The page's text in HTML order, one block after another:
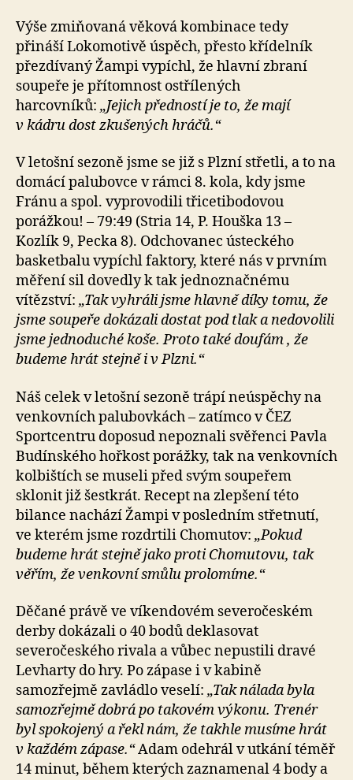
Výše zmiňovaná věková kombinace tedy
přináší Lokomotivě úspěch, přesto křídelník
přezdívaný Žampi vypíchl, že hlavní zbraní
soupeře je přítomnost ostřílených
harcovníků: „Jejich předností je to, že mají
v kádru dost zkušených hráčů.“
V letošní sezoně jsme se již s Plzní střetli, a to na
domácí palubovce v rámci 8. kola, kdy jsme
Fránu a spol. vyprovodili třicetibodovou
porážkou! – 79:49 (Stria 14, P. Houška 13 –
Kozlík 9, Pecka 8). Odchovanec ústeckého
basketbalu vypíchl faktory, které nás v prvním
měření sil dovedly k tak jednoznačnému
vítězství: „Tak vyhráli jsme hlavně díky tomu, že
jsme soupeře dokázali dostat pod tlak a nedovolili
jsme jednoduché koše. Proto také doufám , že
budeme hrát stejně i v Plzni.“
Náš celek v letošní sezoně trápí neúspěchy na
venkovních palubovkách – zatímco v ČEZ
Sportcentru doposud nepoznali svěřenci Pavla
Budínského hořkost porážky, tak na venkovních
kolbištích se museli před svým soupeřem
sklonit již šestkrát. Recept na zlepšení této
bilance nachází Žampi v posledním střetnutí,
ve kterém jsme rozdrtili Chomutov: „Pokud
budeme hrát stejně jako proti Chomutovu, tak
věřím, že venkovní smůlu prolomíme.“
Děčané právě ve víkendovém severočeském
derby dokázali o 40 bodů deklasovat
severočeského rivala a vůbec nepustili dravé
Levharty do hry. Po zápase i v kabině
samozřejmě zavládlo veselí: „Tak nálada byla
samozřejmě dobrá po takovém výkonu. Trenér
byl spokojený a řekl nám, že takhle musíme hrát
v každém zápase.“Adam odehrál v utkání téměř
14 minut, během kterých zaznamenal 4 body a